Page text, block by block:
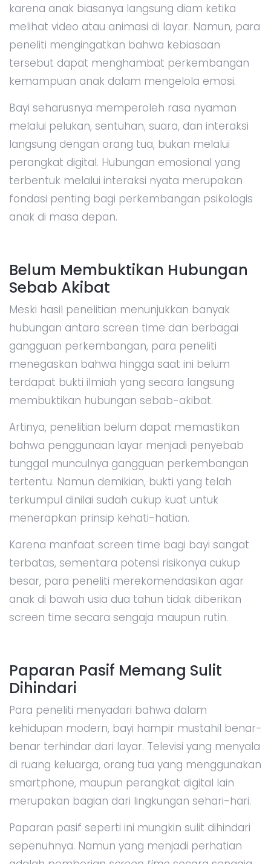
karena anak biasanya langsung diam ketika
melihat video atau animasi di layar. Namun, para
peneliti mengingatkan bahwa kebiasaan
tersebut dapat menghambat perkembangan
kemampuan anak dalam mengelola emosi.
Bayi seharusnya memperoleh rasa nyaman
melalui pelukan, sentuhan, suara, dan interaksi
langsung dengan orang tua, bukan melalui
perangkat digital. Hubungan emosional yang
terbentuk melalui interaksi nyata merupakan
fondasi penting bagi perkembangan psikologis
anak di masa depan.
Belum Membuktikan Hubungan
Sebab Akibat
Meski hasil penelitian menunjukkan banyak
hubungan antara screen time dan berbagai
gangguan perkembangan, para peneliti
menegaskan bahwa hingga saat ini belum
terdapat bukti ilmiah yang secara langsung
membuktikan hubungan sebab-akibat.
Artinya, penelitian belum dapat memastikan
bahwa penggunaan layar menjadi penyebab
tunggal munculnya gangguan perkembangan
tertentu. Namun demikian, bukti yang telah
terkumpul dinilai sudah cukup kuat untuk
menerapkan prinsip kehati-hatian.
Karena manfaat screen time bagi bayi sangat
terbatas, sementara potensi risikonya cukup
besar, para peneliti merekomendasikan agar
anak di bawah usia dua tahun tidak diberikan
screen time secara sengaja maupun rutin.
Paparan Pasif Memang Sulit
Dihindari
Para peneliti menyadari bahwa dalam
kehidupan modern, bayi hampir mustahil benar-
benar terhindar dari layar. Televisi yang menyala
di ruang keluarga, orang tua yang menggunakan
smartphone, maupun perangkat digital lain
merupakan bagian dari lingkungan sehari-hari.
Paparan pasif seperti ini mungkin sulit dihindari
sepenuhnya. Namun yang menjadi perhatian